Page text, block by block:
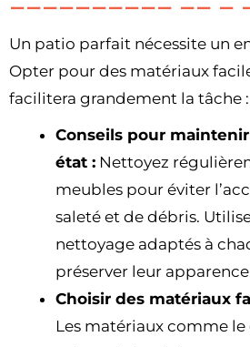
Un patio parfait nécessite un
Opter pour des matériaux
facilitera grandement la tâche :
Conseils pour
état : Nettoyez
meubles pour éviter
saleté et de débris.
nettoyage adaptés à
préserver leur
Choisir des matériaux
Les matériaux comme